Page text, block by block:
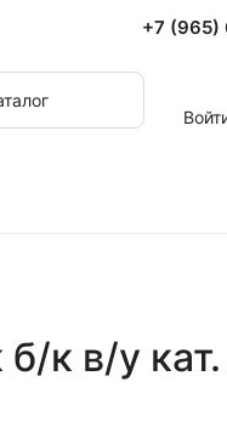
+7 (965)
к в/у